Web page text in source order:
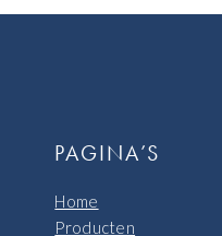
PAGINA’S
Home
Producten